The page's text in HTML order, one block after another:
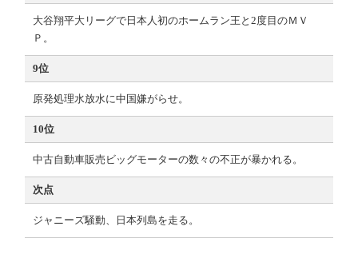
大谷翔平大リーグで日本人初のホームラン王と2度目のＭＶ
Ｐ。
9位
原発処理水放水に中国嫌がらせ。
10位
中古自動車販売ビッグモーターの数々の不正が暴かれる。
次点
ジャニーズ騒動、日本列島を走る。